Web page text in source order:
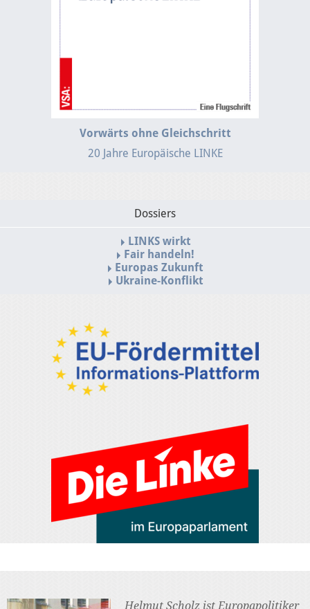
Vorwärts ohne Gleichschritt
20 Jahre Europäische LINKE
Dossiers
LINKS wirkt
Fair handeln!
Europas Zukunft
Ukraine-Konflikt
Helmut Scholz ist Europapolitiker